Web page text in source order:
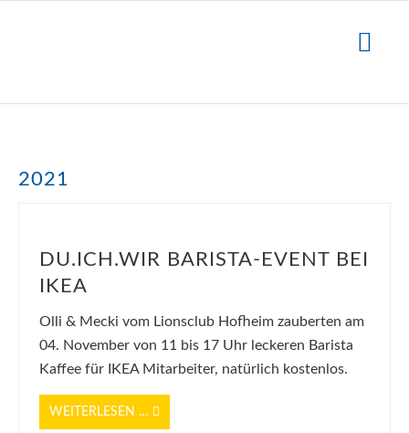
2021
DU.ICH.WIR BARISTA-EVENT BEI
IKEA
Olli & Mecki vom Lionsclub Hofheim zauberten am
04. November von 11 bis 17 Uhr leckeren Barista
Kaffee für IKEA Mitarbeiter, natürlich kostenlos.
WEITERLESEN …